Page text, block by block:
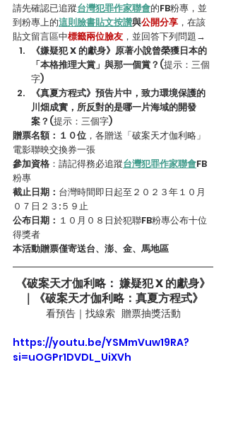
請先確認已追蹤台灣犯罪作家聯會的FB粉專，並
到粉專上的這則臉書貼文按讚與公開分享 ，在該
貼文留言區中標籤兩位臉友 ，並回答下列問題→
《嫌疑犯 X 的獻身》原著小說曾榮獲日本的
「本格推理大賞」與那一個賞？ (提示：三個
字)
《真夏方程式》預告片中，致力環境保護的
川畑成實，所反對的是哪一片海域的開發
案？ (提示：三個字)
贈票名額：１０位 ，各贈送「破案天才伽利略」
電影聯映交換券一張
參加資格 ：請記得務必追蹤台灣犯罪作家聯會FB
粉專
截止日期： 台灣時間即日起至２０２３年１０月
０７日２３:５９止
公布日期： １０月０８日於犯聯FB粉專公布十位
得獎者
本活動贈票僅寄送台、澎、金、馬地區
《破案天才伽利略： 嫌疑犯 X 的獻身》
｜《破案天才伽利略：真夏方程式》
看預告｜找線索   贈票抽獎活動
https://youtu.be/YSMmVuw19RA?
si=uOGPr1DVDL_UiXVh